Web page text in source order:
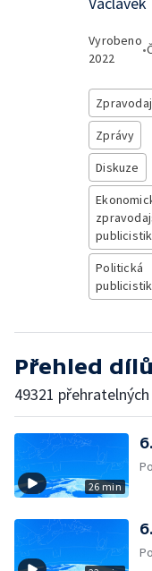
Vyrobeno
2022
•
Zprávy
Diskuze
Politická
Přehled dílů
49321 přehratelných
26 min